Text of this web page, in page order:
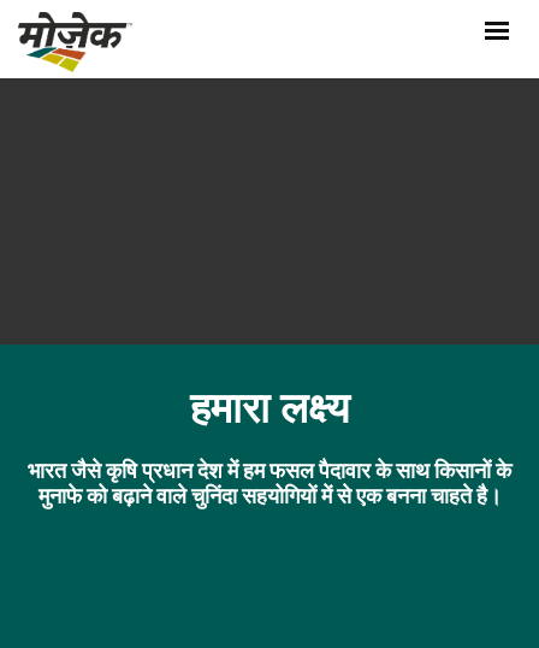
हमारा लक्ष्य
भारत जैसे कृषि प्रधान देश में हम फसल पैदावार के साथ किसानों के
मुनाफे को बढ़ाने वाले चुनिंदा सहयोगियों में से एक बनना चाहते है।